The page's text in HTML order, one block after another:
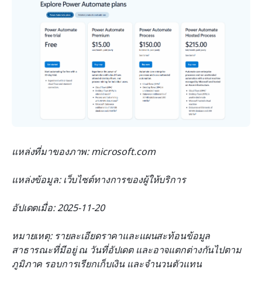
แหล่งที่มาของภาพ: microsoft.com
แหล่งข้อมูล: เว็บไซต์ทางการของผู้ให้บริการ
อัปเดตเมื่อ: 2025-11-20
หมายเหตุ: รายละเอียดราคาและแผนสะท้อนข้อมูล
สาธารณะที่มีอยู่ ณ วันที่อัปเดต และอาจแตกต่างกันไปตาม
ภูมิภาค รอบการเรียกเก็บเงิน และจำนวนตัวแทน